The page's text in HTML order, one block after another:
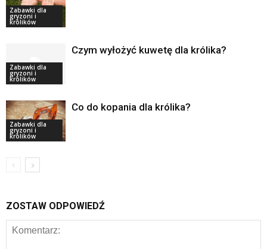
Zabawki dla
gryzoni i
królików
Zabawki dla
gryzoni i
królików
Czym wyłożyć kuwetę dla królika?
Zabawki dla
gryzoni i
królików
Co do kopania dla królika?
ZOSTAW ODPOWIEDŹ